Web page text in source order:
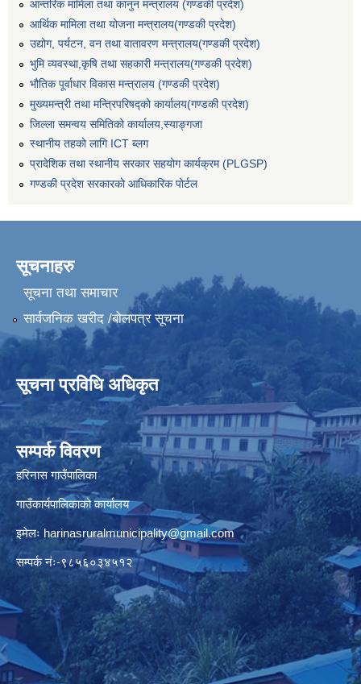
आन्तरिक मामिला तथा कानुन मन्त्रालय (गण्डकी प्रदेश)
आर्थिक मामिला तथा योजना मन्त्रालय(गण्डकी प्रदेश)
उद्योग, पर्यटन, वन तथा वातावरण मन्त्रालय(गण्डकी प्रदेश)
भुमि व्यवस्था,कृषि तथा सहकारी मन्त्रालय(गण्डकी प्रदेश)
भौतिक पूर्वाधार विकास मन्त्रालय (गण्डकी प्रदेश)
मुख्यमन्त्री तथा मन्त्रिपरिषद्को कार्यालय(गण्डकी प्रदेश)
जिल्ला समन्वय समितिको कार्यालय,स्याङ्गजा
स्थानीय तहको लागि ICT ब्लग
प्रादेशिक तथा स्थानीय सरकार सहयोग कार्यक्रम (PLGSP)
गण्डकी प्रदेश सरकारको आधिकारिक पोर्टल
सूचनाहरु
सूचना तथा समाचार
सार्वजनिक खरीद /बोलपत्र सूचना
सूचना प्रविधि अधिकृत
सम्पर्क विवरण
हरिनास गाउँपालिका
गाउँकार्यपालिकाको कार्यालय
इमेलः harinasruralmunicipality@gmail.com
सम्पर्क नंः-९८५६०३४५१२